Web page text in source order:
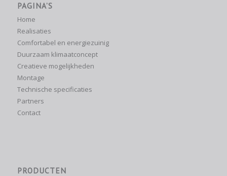
PAGINA’S
Home
Realisaties
Comfortabel en energiezuinig
Duurzaam klimaatconcept
Creatieve mogelijkheden
Montage
Technische specificaties
Partners
Contact
PRODUCTEN